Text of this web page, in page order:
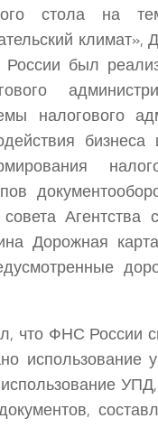
стола на
климат»,
был
налогового
Агентства
Дорожная
что ФНС России
использование